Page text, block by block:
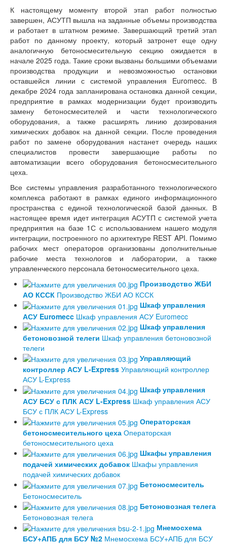
К настоящему моменту второй этап работ полностью
завершен, АСУТП вышла на заданные объемы производства
и работает в штатном режиме. Завершающий третий этап
работ по данному проекту, который затронет еще одну
аналогичную бетоносмесительную секцию ожидается в
начале 2025 года. Такие сроки вызваны большими объемами
производства продукции и невозможностью остановки
оставшейся линии с системой управления Euromecc. В
декабре 2024 года запланирована остановка данной секции,
предприятие в рамках модернизации будет производить
замену бетоносмесителей и части технологического
оборудования, а также расширять линию дозирования
химических добавок на данной секции. После проведения
работ по замене оборудования настанет очередь наших
специалистов провести завершающие работы по
автоматизации всего оборудования бетоносмесительного
цеха.
Все системы управления разработанного технологического
комплекса работают в рамках единого информационного
пространства с единой технологической базой данных. В
настоящее время идет интеграция АСУТП с системой учета
предприятия на базе 1С с использованием нашего модуля
интеграции, построенного по архитектуре REST API. Помимо
рабочих мест операторов организованы дополнительные
рабочие места технологов и лаборатории, а также
управленческого персонала бетоносмесительного цеха.
Производство ЖБИ
АО КССК Производство ЖБИ АО КССК
Шкаф управления
АСУ Euromecc Шкаф управления АСУ Euromecc
Шкаф управления
бетоновозной телеги Шкаф управления бетоновозной
телеги
Управляющий
контроллер АСУ L-Express Управляющий контроллер
АСУ L-Express
Шкаф управления
АСУ БСУ с ПЛК АСУ L-Express Шкаф управления АСУ
БСУ с ПЛК АСУ L-Express
Операторская
бетоносмесительного цеха Операторская
бетоносмесительного цеха
Шкафы управления
подачей химических добавок Шкафы управления
подачей химических добавок
Бетоносмеситель
Бетоносмеситель
Бетоновозная телега
Бетоновозная телега
Мнемосхема
БСУ+АПБ для БСУ №2 Мнемосхема БСУ+АПБ для БСУ